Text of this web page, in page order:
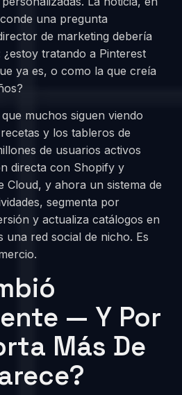
una pregunta
de marketing debería
¿estoy tratando a Pinterest
ya es, o como la que creía
muchos siguen viendo
y los tableros de
de usuarios activos
directa con Shopify y
Cloud, y ahora un sistema de
segmenta por
y actualiza catálogos en
una red social de nicho. Es
— Y Por
Más De